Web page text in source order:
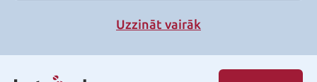
Uzzināt vairāk